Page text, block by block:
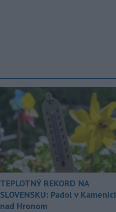
TEPLOTNÝ REKORD NA
SLOVENSKU: Padol v Kamenici
nad Hronom